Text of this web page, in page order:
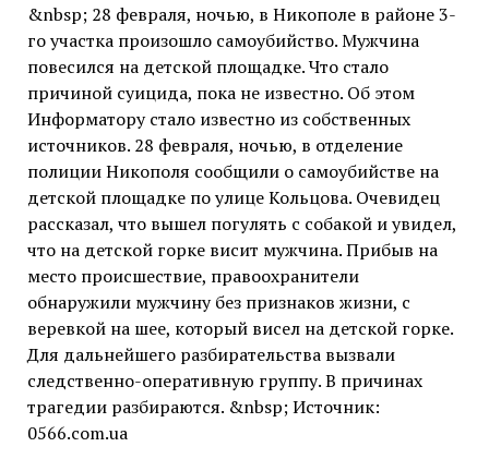
&nbsp; 28 февраля, ночью, в Никополе в районе 3-
го участка произошло самоубийство. Мужчина
повесился на детской площадке. Что стало
причиной суицида, пока не известно. Об этом
Информатору стало известно из собственных
источников. 28 февраля, ночью, в отделение
полиции Никополя сообщили о самоубийстве на
детской площадке по улице Кольцова. Очевидец
рассказал, что вышел погулять с собакой и увидел,
что на детской горке висит мужчина. Прибыв на
место происшествие, правоохранители
обнаружили мужчину без признаков жизни, с
веревкой на шее, который висел на детской горке.
Для дальнейшего разбирательства вызвали
следственно-оперативную группу. В причинах
трагедии разбираются. &nbsp; Источник:
0566.com.ua